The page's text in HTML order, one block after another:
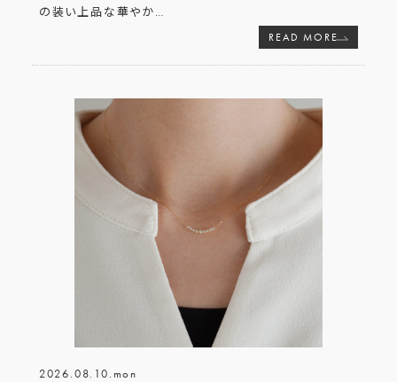
の装い上品な華やか…
READ MORE
2026.08.10.mon